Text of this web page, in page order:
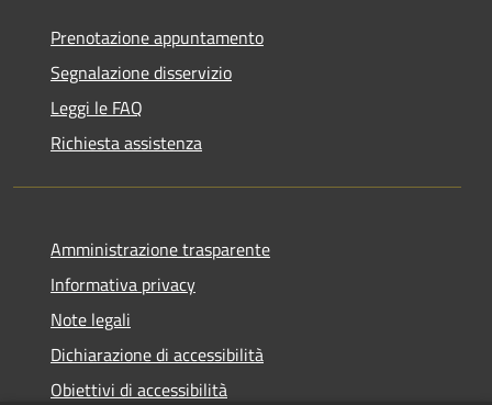
Prenotazione appuntamento
Segnalazione disservizio
Leggi le FAQ
Richiesta assistenza
Amministrazione trasparente
Informativa privacy
Note legali
Dichiarazione di accessibilità
Obiettivi di accessibilità